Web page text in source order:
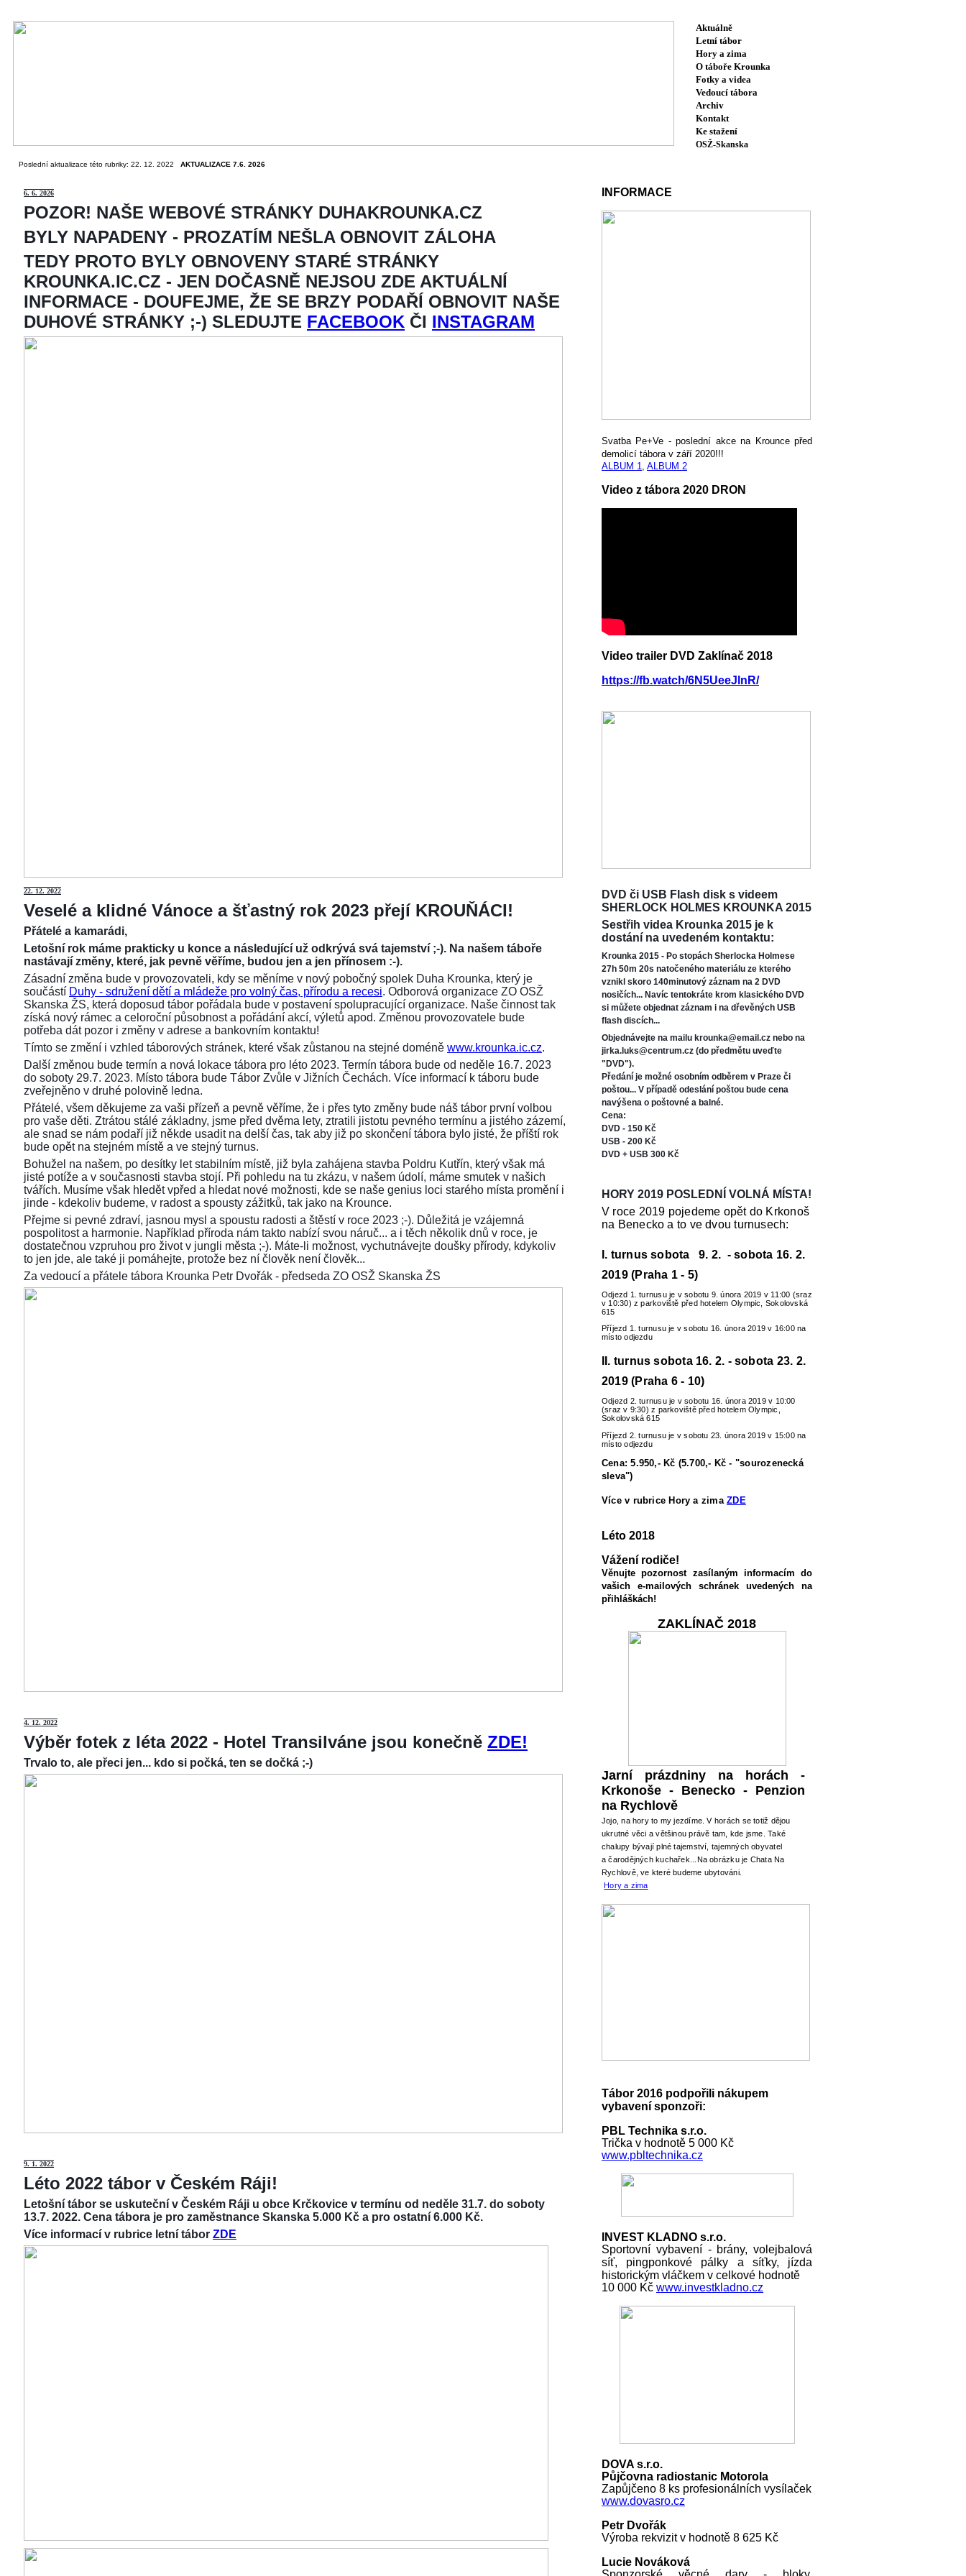
Aktuálně
Letní tábor
Hory a zima
O táboře Krounka
Fotky a videa
Vedoucí tábora
Archiv
Kontakt
Ke stažení
OSŽ-Skanska
Poslední aktualizace této rubriky: 22. 12. 2022 AKTUALIZACE 7.6. 2026
6. 6. 2026
POZOR! NAŠE WEBOVÉ STRÁNKY DUHAKROUNKA.CZ
BYLY NAPADENY - PROZATÍM NEŠLA OBNOVIT ZÁLOHA
TEDY PROTO BYLY OBNOVENY STARÉ STRÁNKY
KROUNKA.IC.CZ - JEN DOČASNĚ NEJSOU ZDE AKTUÁLNÍ
INFORMACE - DOUFEJME, ŽE SE BRZY PODAŘÍ OBNOVIT NAŠE
DUHOVÉ STRÁNKY ;-) SLEDUJTE FACEBOOK ČI INSTAGRAM
22. 12. 2022
Veselé a klidné Vánoce a šťastný rok 2023 přejí KROUŇÁCI!
Přátelé a kamarádi,
Letošní rok máme prakticky u konce a následující už odkrývá svá tajemství ;-). Na našem táboře
nastávají změny, které, jak pevně věříme, budou jen a jen přínosem :-).
Zásadní změna bude v provozovateli, kdy se měníme v nový pobočný spolek Duha Krounka, který je
součástí Duhy - sdružení dětí a mládeže pro volný čas, přírodu a recesi. Odborová organizace ZO OSŽ
Skanska ŽS, která doposud tábor pořádala bude v postavení spolupracující organizace. Naše činnost tak
získá nový rámec a celoroční působnost a pořádání akcí, výletů apod. Změnou provozovatele bude
potřeba dát pozor i změny v adrese a bankovním kontaktu!
Tímto se změní i vzhled táborových stránek, které však zůstanou na stejné doméně www.krounka.ic.cz.
Další změnou bude termín a nová lokace tábora pro léto 2023. Termín tábora bude od neděle 16.7. 2023
do soboty 29.7. 2023. Místo tábora bude Tábor Zvůle v Jižních Čechách. Více informací k táboru bude
zveřejněno v druhé polovině ledna.
Přátelé, všem děkujeme za vaši přízeň a pevně věříme, že i přes tyto změny bude náš tábor první volbou
pro vaše děti. Ztrátou stálé základny, jsme před dvěma lety, ztratili jistotu pevného termínu a jistého zázemí,
ale snad se nám podaří již někde usadit na delší čas, tak aby již po skončení tábora bylo jisté, že příští rok
bude opět na stejném místě a ve stejný turnus.
Bohužel na našem, po desítky let stabilním místě, již byla zahájena stavba Poldru Kutřín, který však má
jisté potíže a v současnosti stavba stojí. Při pohledu na tu zkázu, v našem údolí, máme smutek v našich
tvářích. Musíme však hledět vpřed a hledat nové možnosti, kde se naše genius loci starého místa promění i
jinde - kdekoliv budeme, v radost a spousty zážitků, tak jako na Krounce.
Přejme si pevné zdraví, jasnou mysl a spoustu radosti a štěstí v roce 2023 ;-). Důležitá je vzájemná
pospolitost a harmonie. Například příroda nám takto nabízí svou náruč... a i těch několik dnů v roce, je
dostatečnou vzpruhou pro život v jungli města ;-). Máte-li možnost, vychutnávejte doušky přírody, kdykoliv
to jen jde, ale také ji pomáhejte, protože bez ní člověk není člověk...
Za vedoucí a přátele tábora Krounka Petr Dvořák - předseda ZO OSŽ Skanska ŽS
4. 12. 2022
Výběr fotek z léta 2022 - Hotel Transilváne jsou konečně ZDE!
Trvalo to, ale přeci jen... kdo si počká, ten se dočká ;-)
9. 1. 2022
Léto 2022 tábor v Českém Ráji!
Letošní tábor se uskuteční v Českém Ráji u obce Krčkovice v termínu od neděle 31.7. do soboty
13.7. 2022. Cena tábora je pro zaměstnance Skanska 5.000 Kč a pro ostatní 6.000 Kč.
Více informací v rubrice letní tábor ZDE
INFORMACE
Svatba Pe+Ve - poslední akce na Krounce před
demolicí tábora v září 2020!!!
ALBUM 1, ALBUM 2
Video z tábora 2020 DRON
Video trailer DVD Zaklínač 2018
https://fb.watch/6N5UeeJlnR/
DVD či USB Flash disk s videem
SHERLOCK HOLMES KROUNKA 2015
Sestřih videa Krounka 2015 je k
dostání na uvedeném kontaktu:
Krounka 2015 - Po stopách Sherlocka Holmese
27h 50m 20s natočeného materiálu ze kterého
vznikl skoro 140minutový záznam na 2 DVD
nosičích... Navíc tentokráte krom klasického DVD
si můžete objednat záznam i na dřevěných USB
flash discích...
Objednávejte na mailu krounka@email.cz nebo na
jirka.luks@centrum.cz (do předmětu uveďte
"DVD").
Předání je možné osobním odběrem v Praze či
poštou... V případě odeslání poštou bude cena
navýšena o poštovné a balné.
Cena:
DVD - 150 Kč
USB - 200 Kč
DVD + USB 300 Kč
HORY 2019 POSLEDNÍ VOLNÁ MÍSTA!
V roce 2019 pojedeme opět do Krkonoš
na Benecko a to ve dvou turnusech:
I. turnus sobota 9. 2. - sobota 16. 2.
2019 (Praha 1 - 5)
Odjezd 1. turnusu je v sobotu 9. února 2019 v 11:00 (sraz
v 10:30) z parkoviště před hotelem Olympic, Sokolovská
615
Příjezd 1. turnusu je v sobotu 16. února 2019 v 16:00 na
místo odjezdu
II. turnus sobota 16. 2. - sobota 23. 2.
2019 (Praha 6 - 10)
Odjezd 2. turnusu je v sobotu 16. února 2019 v 10:00
(sraz v 9:30) z parkoviště před hotelem Olympic,
Sokolovská 615
Příjezd 2. turnusu je v sobotu 23. února 2019 v 15:00 na
místo odjezdu
Cena: 5.950,- Kč (5.700,- Kč - "sourozenecká
sleva")
Více v rubrice Hory a zimaZDE
Léto 2018
Vážení rodiče!
Věnujte pozornost zasílaným informacím do
vašich e-mailových schránek uvedených na
přihláškách!
ZAKLÍNAČ 2018
Jarní prázdniny na horách -
Krkonoše - Benecko - Penzion
na Rychlově
Jojo, na hory to my jezdíme. V horách se totiž dějou
ukrutné věci a většinou právě tam, kde jsme. Také
chalupy bývají plné tajemství, tajemných obyvatel
a čarodějných kuchařek...Na obrázku je Chata Na
Rychlově, ve které budeme ubytováni.
Hory a zima
Tábor 2016 podpořili nákupem
vybavení sponzoři:
PBL Technika s.r.o.
Trička v hodnotě 5 000 Kč
www.pbltechnika.cz
INVEST KLADNO s.r.o.
Sportovní vybavení - brány, volejbalová
síť, pingponkové pálky a síťky, jízda
historickým vláčkem v celkové hodnotě
10 000 Kč www.investkladno.cz
DOVA s.r.o.
Půjčovna radiostanic Motorola
Zapůjčeno 8 ks profesionálních vysílaček
www.dovasro.cz
Petr Dvořák
Výroba rekvizit v hodnotě 8 625 Kč
Lucie Nováková